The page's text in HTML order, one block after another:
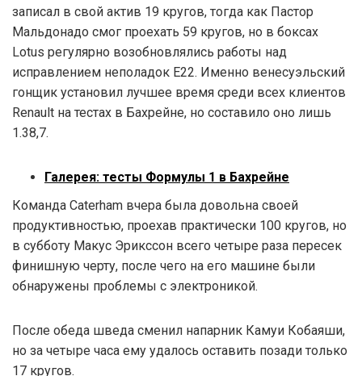
записал в свой актив 19 кругов, тогда как Пастор
Мальдонадо смог проехать 59 кругов, но в боксах
Lotus регулярно возобновлялись работы над
исправлением неполадок Е22. Именно венесуэльский
гонщик установил лучшее время среди всех клиентов
Renault на тестах в Бахрейне, но составило оно лишь
1.38,7.
Галерея: тесты Формулы 1 в Бахрейне
Команда Caterham вчера была довольна своей
продуктивностью, проехав практически 100 кругов, но
в субботу Макус Эрикссон всего четыре раза пересек
финишную черту, после чего на его машине были
обнаружены проблемы с электроникой.
После обеда шведа сменил напарник Камуи Кобаяши,
но за четыре часа ему удалось оставить позади только
17 кругов.